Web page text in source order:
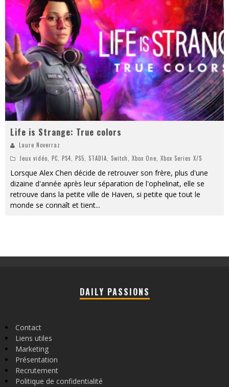
« MOFUSAND / Parler Japonais » – Des Expressions Pratiques !
« Dr Wertham / L’homme qui étudia les tueurs en série » - Un Métier à Risque !
Assassin's Creed Black Flag Resynced
« Le Vent dand les Saules » - Une Belle Histoire !
« Damn Them All » - Un duo de Choc !
Yoshi and the mysterious book
Life is Strange: True colors
Laure Noverraz
Jeux vidéo, PC, PS4, PS5, STADIA, Switch, Xbox One, Xbox Series X/S
Lorsque Alex Chen décide de retrouver son frère, plus d'une
dizaine d'année après leur séparation de l'ophelinat, elle se
retrouve dans la petite ville de Haven, si petite que tout le
monde se connaît et tient...
DAILY PASSIONS
Contact
Liens utiles
Marketing
Présentation
Recrutement
Politique de confidentialité